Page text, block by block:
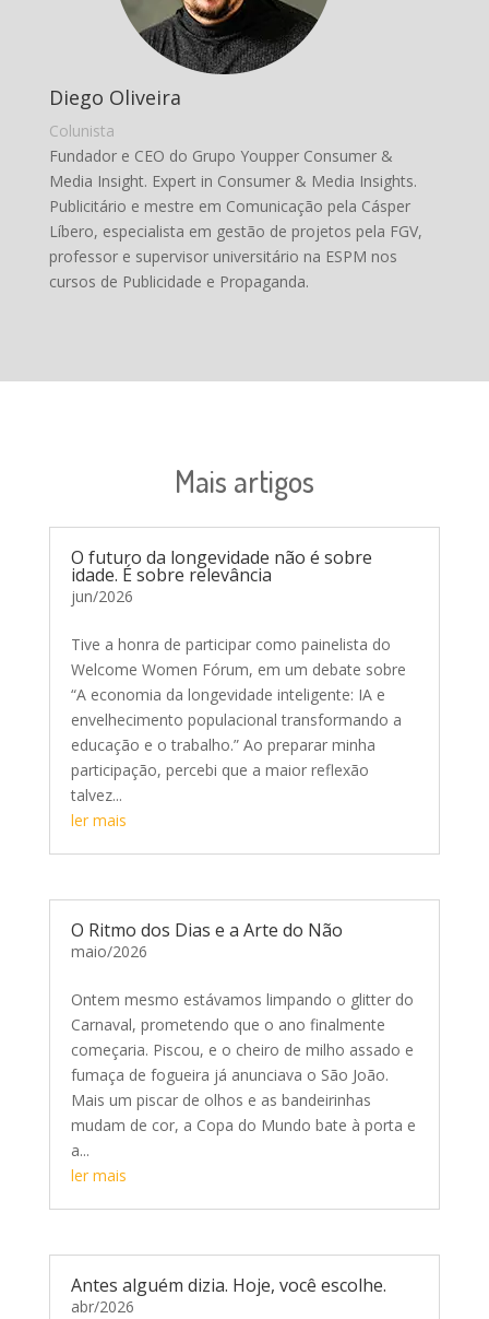
Diego Oliveira
Colunista
Fundador e CEO do Grupo Youpper Consumer &
Media Insight. Expert in Consumer & Media Insights.
Publicitário e mestre em Comunicação pela Cásper
Líbero, especialista em gestão de projetos pela FGV,
professor e supervisor universitário na ESPM nos
cursos de Publicidade e Propaganda.
Mais artigos
O futuro da longevidade não é sobre
idade. É sobre relevância
jun/2026
Tive a honra de participar como painelista do
Welcome Women Fórum, em um debate sobre
“A economia da longevidade inteligente: IA e
envelhecimento populacional transformando a
educação e o trabalho.” Ao preparar minha
participação, percebi que a maior reflexão
talvez...
ler mais
O Ritmo dos Dias e a Arte do Não
maio/2026
Ontem mesmo estávamos limpando o glitter do
Carnaval, prometendo que o ano finalmente
começaria. Piscou, e o cheiro de milho assado e
fumaça de fogueira já anunciava o São João.
Mais um piscar de olhos e as bandeirinhas
mudam de cor, a Copa do Mundo bate à porta e
a...
ler mais
Antes alguém dizia. Hoje, você escolhe.
abr/2026